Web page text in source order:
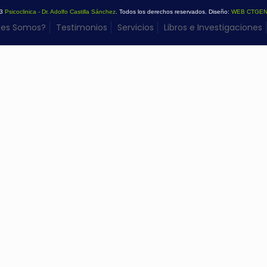
Psicoclinica - Dr. Adolfo Castilla Sánchez. Todos los derechos reservados. Diseño: WEB
Somos? Testimonios Servicios Libros e Investigaciones